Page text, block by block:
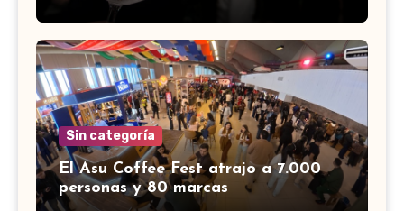
Sin categoría
El Asu Coffee Fest atrajo a 7.000
personas y 80 marcas